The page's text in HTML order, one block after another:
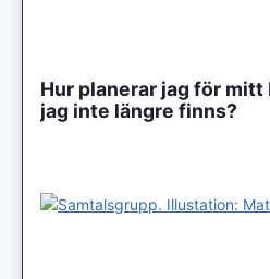
Hur planerar jag för
jag inte längre finns?